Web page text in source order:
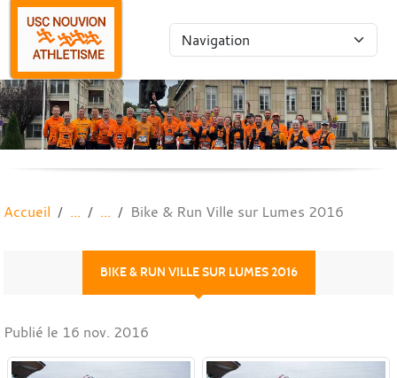
Accueil Bike & Run Ville sur Lumes 2016
BIKE & RUN VILLE SUR LUMES 2016
Publié le 16 nov. 2016
Panneau de gestion des cookies